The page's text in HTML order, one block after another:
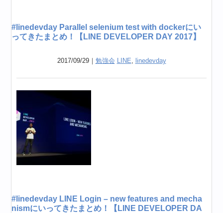
#linedevday Parallel selenium test with dockerにい
ってきたまとめ！【LINE DEVELOPER DAY 2017】
2017/09/29｜ 勉強会 LINE, linedevday
#linedevday LINE Login – new features and mecha
nismにいってきたまとめ！【LINE DEVELOPER DA